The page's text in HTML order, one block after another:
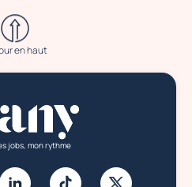
en haut
jobs, mon rythme